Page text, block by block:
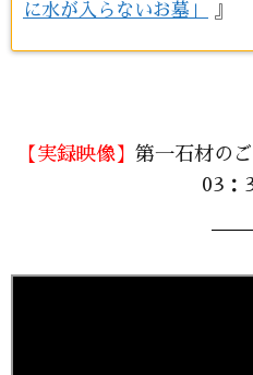
に水が入らないお墓」
』
【実録映像】 第一石材の
03：